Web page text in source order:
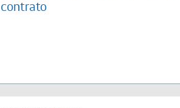
contrato